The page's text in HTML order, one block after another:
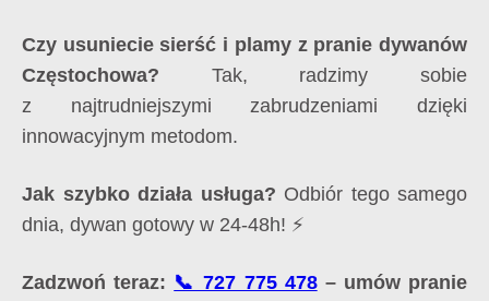
Czy usuniecie sierść i plamy z pranie dywanów
Częstochowa? Tak, radzimy sobie
z najtrudniejszymi zabrudzeniami dzięki
innowacyjnym metodom.
Jak szybko działa usługa? Odbiór tego samego
dnia, dywan gotowy w 24-48h! ⚡
Zadzwoń teraz: 📞 727 775 478– umów pranie